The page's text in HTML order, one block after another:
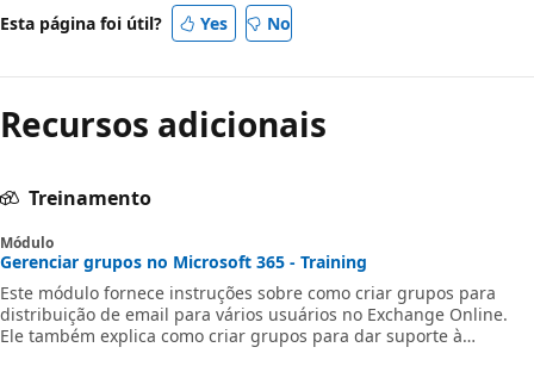
Esta página foi útil? Yes No
Recursos adicionais
Treinamento
Módulo
Gerenciar grupos no Microsoft 365 - Training
Este módulo fornece instruções sobre como criar grupos para
distribuição de email para vários usuários no Exchange Online.
Ele também explica como criar grupos para dar suporte à